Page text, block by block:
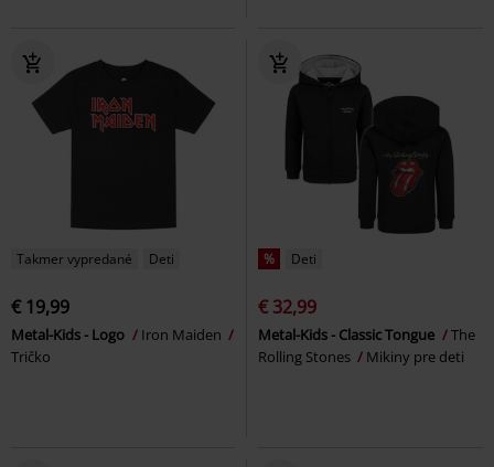
Takmer vypredané Deti
€ 19,99
Metal-Kids - Logo
Iron Maiden
Tričko
% Deti
€ 32,99
Metal-Kids - Classic Tongue
The
Rolling Stones
Mikiny pre deti